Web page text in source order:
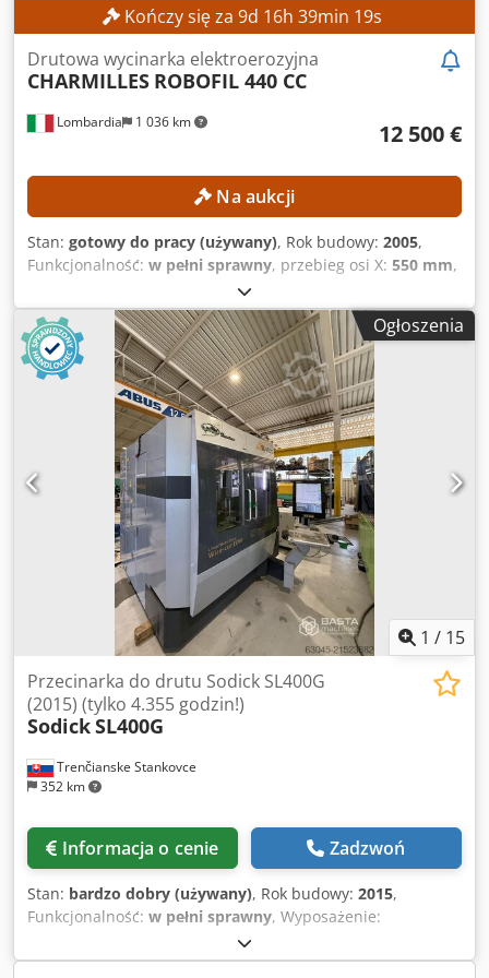
Kończy się za 9d 16h 39min 17s
Lombardia 1 036 km
Drutowa wycinarka elektroerozyjna
CHARMILLES ROBOFIL 440 CC
12 500 €
Na aukcji
Stan: gotowy do pracy (używany), Rok budowy: 2005,
Funkcjonalność: w pełni sprawny, przebieg osi X: 550 mm,
, przesuw osi Z:
przedmiotu obrabianego (maks.):400 mm, szerokość
przedmiotu obrabianego (maks.):700 mm, długość
przedmiotu obrabianego (maks.):1 200 mm, DANE
TECHNICZNE Oś X: 550 mm Oś Y: 350 mm Oś Z: 400 mm Oś
U: 550 mm Oś V: 350 mm Dcjdpfx Aozpxg Sskpek OBRÓBKA
Kąt stożkowy: ± 30° Automatyczne nawlekanie i ponowne
nawlekanie drutu: Tak Maksymalne wymiary obrabianego
przedmiotu: 1200 × 700 × 400 mm STEROWANIE I CIEĆ
PŁYNOWA Sterowanie CNC: CHARMILLES Pojemnik na ciecz
dielektryczną: 1200 l System filtracji: Filtr wkładkowy DANE
MASZYNY Masa maszyny: 3500 kg WYPOSAŻENIE - Agregat
Ogłoszenia
1 / 15
Trenčianske Stankovce
352 km
Przecinarka do drutu Sodick SL400G
(2015) (tylko 4.355 godzin!)
SodickSL400G
Informacja o cenie Zadzwoń
Stan: bardzo dobry (używany), Rok budowy: 2015,
Funkcjonalność: w pełni sprawny, Wyposażenie:
dokumentacja / instrukcja obsługi
ALC400G Maks. wymiary detalu (szer.×gł.×wys.): 600 × 470 ×